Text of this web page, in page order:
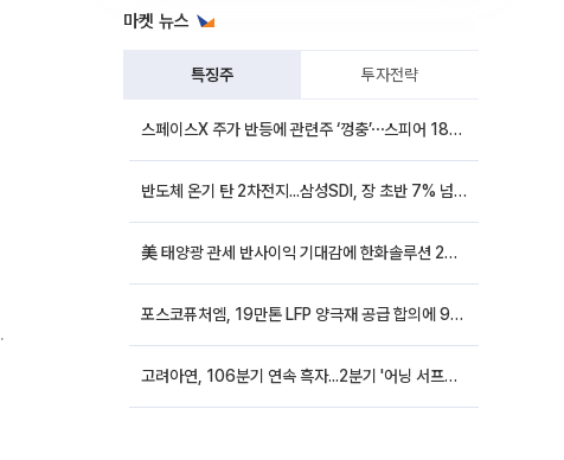
마켓 뉴스
특징주 투자전략
스페이스X 주가 반등에 관련주 ‘껑충’⋯스피어 18%ㆍ에이치브이엠 12%↑
반도체 온기 탄 2차전지...삼성SDI, 장 초반 7% 넘게 껑충
美 태양광 관세 반사이익 기대감에 한화솔루션 20%대·OCI홀딩스 14%대 급등
포스코퓨처엠, 19만톤 LFP 양극재 공급 합의에 9%대 강세
고려아연, 106분기 연속 흑자...2분기 '어닝 서프라이즈'에 장 초반 12%대 강세